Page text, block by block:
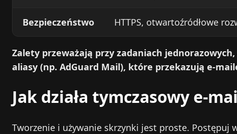
Bezpieczeństwo HTTPS, otwartoźródłowe
Zalety przeważają przy zadaniach
aliasy (np. AdGuard Mail), które przekazują
Jak działa tymczasowy
Tworzenie i używanie skrzynki jest proste. Postępuj